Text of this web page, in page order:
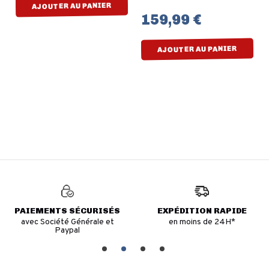
AJOUTER AU PANIER
159,99 €
AJOUTER AU PANIER
PAIEMENTS SÉCURISÉS
avec Société Générale et
Paypal
EXPÉDITION RAPIDE
en moins de 24H*